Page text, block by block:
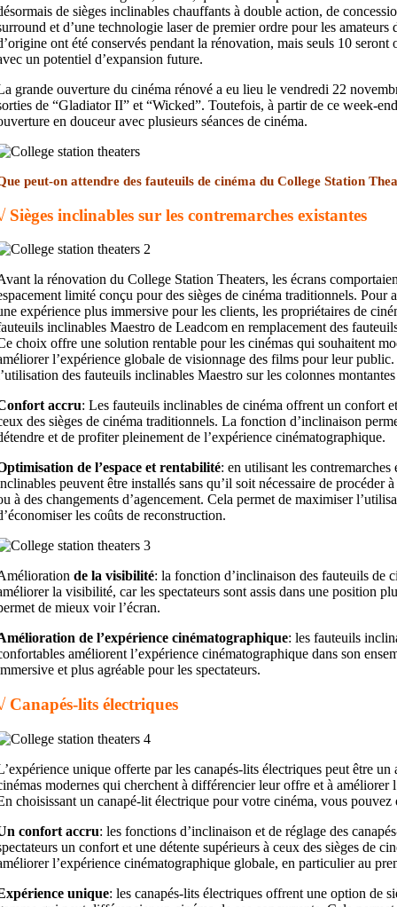
de sièges inclinables chauffants à double action, de
et d’une technologie laser de premier ordre pour les amateurs
ont été conservés pendant la rénovation, mais seuls 10 seront
un potentiel d’expansion future.
grande ouverture du cinéma rénové a eu lieu le vendredi 22
de “Gladiator II” et “Wicked”. Toutefois, à partir de ce week-
en douceur avec plusieurs séances de cinéma.
peut-on attendre des fauteuils de cinéma du College Station
Sièges inclinables sur les contremarches existantes
la rénovation du College Station Theaters, les écrans
limité conçu pour des sièges de cinéma traditionnels. Pour
expérience plus immersive pour les clients, les propriétaires de
inclinables Maestro de Leadcom en remplacement des
choix offre une solution rentable pour les cinémas qui souhaitent
l’expérience globale de visionnage des films pour leur public.
des fauteuils inclinables Maestro sur les colonnes
accru: Les fauteuils inclinables de cinéma offrent un confort
des sièges de cinéma traditionnels. La fonction d’inclinaison
et de profiter pleinement de l’expérience cinématographique.
de l’espace et rentabilité: en utilisant les contremarches
peuvent être installés sans qu’il soit nécessaire de procéder
à des changements d’agencement. Cela permet de maximiser
les coûts de reconstruction.
de la visibilité: la fonction d’inclinaison des fauteuils de
la visibilité, car les spectateurs sont assis dans une position
de mieux voir l’écran.
de l’expérience cinématographique: les fauteuils
améliorent l’expérience cinématographique dans son
et plus agréable pour les spectateurs.
Canapés-lits électriques
unique offerte par les canapés-lits électriques peut être
modernes qui cherchent à différencier leur offre et à améliorer
choisissant un canapé-lit électrique pour votre cinéma, vous
confort accru: les fonctions d’inclinaison et de réglage des
un confort et une détente supérieurs à ceux des sièges de
l’expérience cinématographique globale, en particulier au
unique: les canapés-lits électriques offrent une option de